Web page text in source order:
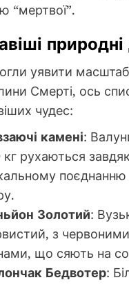
“мертвої”.
уявити
Смерті, ось
чудес:
камені:
кг рухаються
поєднанню
Золотий:
з
що сяють на
Бедвотер: